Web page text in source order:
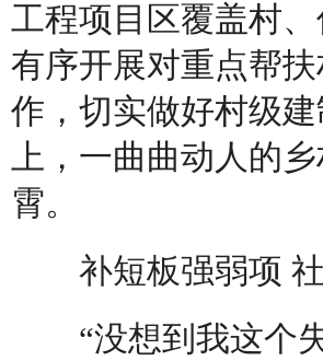
工程项目区覆盖村
有序开展对重点帮
作，切实做好村级
上，一曲曲动人的
霄。
补短板强弱项 社
“没想到我这个失